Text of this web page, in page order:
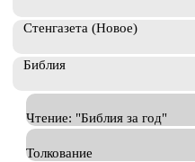
Стенгазета (Новое)
Библия
Чтение: "Библия за год"
Толкование